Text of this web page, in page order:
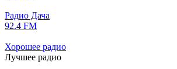
Радио Дача
92.4 FM
Хорошее радио
Лучшее радио